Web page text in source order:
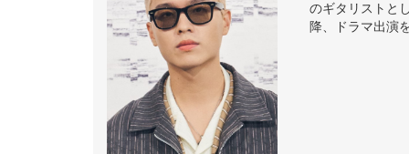
のギタリストと
降、ドラマ出演